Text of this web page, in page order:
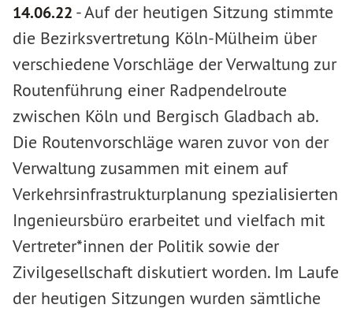
14.06.22 -Auf der heutigen Sitzung stimmte
die Bezirksvertretung Köln-Mülheim über
verschiedene Vorschläge der Verwaltung zur
Routenführung einer Radpendelroute
zwischen Köln und Bergisch Gladbach ab.
Die Routenvorschläge waren zuvor von der
Verwaltung zusammen mit einem auf
Verkehrsinfrastrukturplanung spezialisierten
Ingenieursbüro erarbeitet und vielfach mit
Vertreter*innen der Politik sowie der
Zivilgesellschaft diskutiert worden. Im Laufe
der heutigen Sitzungen wurden sämtliche